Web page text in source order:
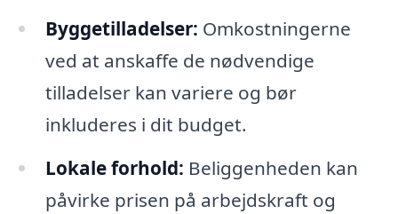
Byggetilladelser: Omkostningerne
ved at anskaffe de nødvendige
tilladelser kan variere og bør
inkluderes i dit budget.
Lokale forhold: Beliggenheden kan
påvirke prisen på arbejdskraft og